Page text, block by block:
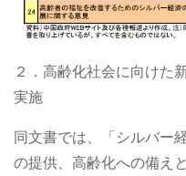
２．高齢化社会に向けた
実施
同文書では、「シルバー
の提供、高齢化への備え